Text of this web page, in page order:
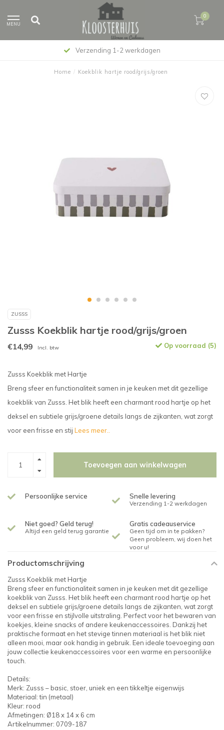
MENU
0
Verzending 1-2 werkdagen
Home / Koekblik hartje rood/grijs/groen
ZUSSS
Zusss Koekblik hartje rood/grijs/groen
€14,99 Incl. btw Op voorraad (5)
Zusss Koekblik met Hartje
Breng sfeer en functionaliteit samen in je keuken met dit gezellige
koekblik van Zusss. Het blik heeft een charmant rood hartje op het
deksel en subtiele grijs/groene details langs de zijkanten, wat zorgt
voor een frisse en stij Lees meer..
Toevoegen aan winkelwagen
Persoonlijke service Snelle levering
Verzending 1-2 werkdagen
Niet goed? Geld terug!
Altijd een geld terug garantie
Gratis cadeauservice
Geen tijd om in te pakken?
Geen probleem, wij doen het
voor u!
Productomschrijving
Zusss Koekblik met Hartje
Breng sfeer en functionaliteit samen in je keuken met dit gezellige
koekblik van Zusss. Het blik heeft een charmant rood hartje op het
deksel en subtiele grijs/groene details langs de zijkanten, wat zorgt
voor een frisse en stijlvolle uitstraling. Perfect voor het bewaren van
koekjes, kleine snacks of andere keukenaccessoires. Dankzij het
praktische formaat en het stevige tinnen materiaal is het blik niet
alleen mooi, maar ook handig in gebruik. Een ideale toevoeging aan
jouw collectie keukenaccessoires voor een warme en persoonlijke
touch.
Details:
Merk: Zusss – basic, stoer, uniek en een tikkeltje eigenwijs
Materiaal: tin (metaal)
Kleur: rood
Afmetingen: Ø18 x 14 x 6 cm
Artikelnummer: 0709-187